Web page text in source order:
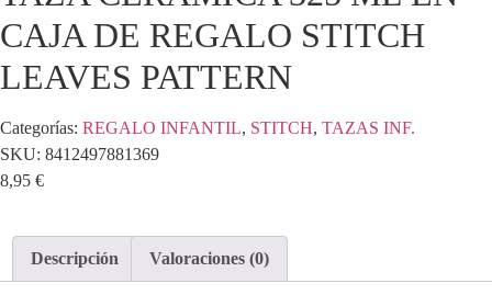
CAJA DE REGALO STITCH
LEAVES PATTERN
Categorías: REGALO INFANTIL, STITCH, TAZAS INF.
SKU: 8412497881369
8,95 €
Descripción Valoraciones (0)